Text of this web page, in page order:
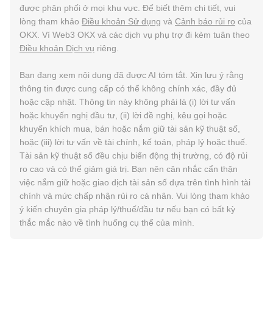
được phân phối ở mọi khu vực. Để biết thêm chi tiết, vui
lòng tham khảo Điều khoản Sử dụng và Cảnh báo rủi ro của
OKX. Ví Web3 OKX và các dịch vụ phụ trợ đi kèm tuân theo
Điều khoản Dịch vụ riêng.
Bạn đang xem nội dung đã được AI tóm tắt. Xin lưu ý rằng
thông tin được cung cấp có thể không chính xác, đầy đủ
hoặc cập nhật. Thông tin này không phải là (i) lời tư vấn
hoặc khuyến nghị đầu tư, (ii) lời đề nghị, kêu gọi hoặc
khuyến khích mua, bán hoặc nắm giữ tài sản kỹ thuật số,
hoặc (iii) lời tư vấn về tài chính, kế toán, pháp lý hoặc thuế.
Tài sản kỹ thuật số đều chịu biến động thị trường, có độ rủi
ro cao và có thể giảm giá trị. Bạn nên cân nhắc cẩn thận
việc nắm giữ hoặc giao dịch tài sản số dựa trên tình hình tài
chính và mức chấp nhận rủi ro cá nhân. Vui lòng tham khảo
ý kiến chuyên gia pháp lý/thuế/đầu tư nếu bạn có bất kỳ
thắc mắc nào về tình huống cụ thể của mình.